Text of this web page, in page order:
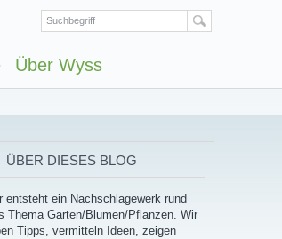
Über Wyss
ÜBER DIESES BLOG
entsteht ein Nachschlagewerk rund
Thema Garten/Blumen/Pflanzen. Wir
Tipps, vermitteln Ideen, zeigen